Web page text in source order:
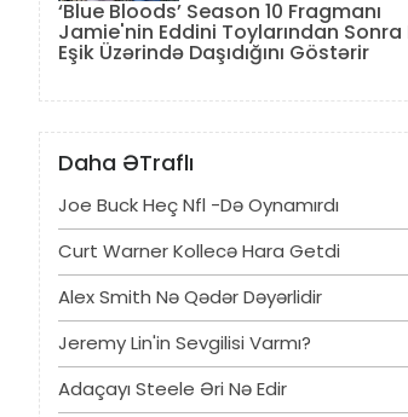
‘Blue Bloods’ Season 10 Fragmanı
Jamie'nin Eddini Toylarından Sonra
Eşik Üzərində Daşıdığını Göstərir
Daha ƏTraflı
Joe Buck Heç Nfl -də Oynamırdı
Curt Warner Kollecə Hara Getdi
Alex Smith Nə Qədər Dəyərlidir
Jeremy Lin'in Sevgilisi Varmı?
Adaçayı Steele Əri Nə Edir